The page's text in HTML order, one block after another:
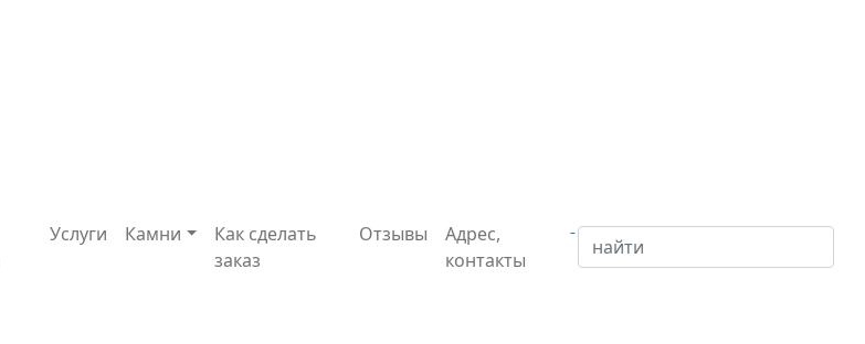
Услуги Камни
Как сделать
заказ
Отзывы
Адрес,
контакты